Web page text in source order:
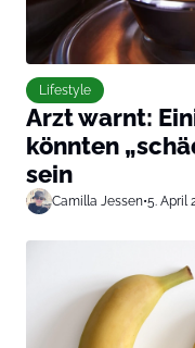
Lifestyle
Arzt warnt:
könnten
sein
Camilla Jessen•5. April